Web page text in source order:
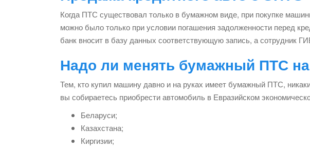
Когда ПТС существовал только в бумажном виде, при покупке
можно было только при условии погашения задолженности перед
банк вносит в базу данных соответствующую запись, а сотрудник
Надо ли менять бумажный ПТС
Тем, кто купил машину давно и на руках имеет бумажный ПТС,
вы собираетесь приобрести автомобиль в Евразийском
Беларуси;
Казахстана;
Киргизии;